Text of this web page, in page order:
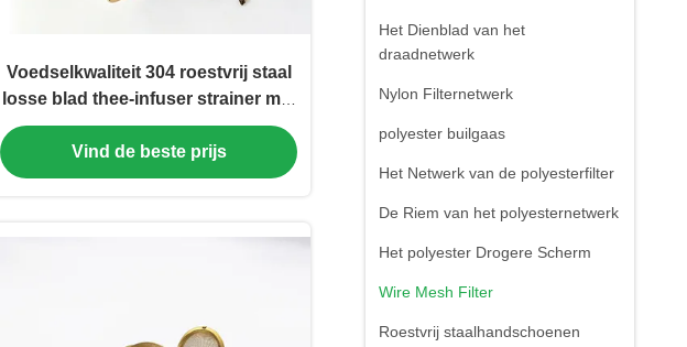
Het Dienblad van het
draadnetwerk
Nylon Filternetwerk
polyester builgaas
Het Netwerk van de polyesterfilter
De Riem van het polyesternetwerk
Het polyester Drogere Scherm
Wire Mesh Filter
Roestvrij staalhandschoenen
Voedselkwaliteit 304 roestvrij staal
losse blad thee-infuser strainer met
aangepast logo goudkleur en
elektrolytisch polijsten
Vind de beste prijs